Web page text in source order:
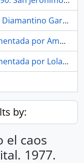
Vecinos del pueblo en la plaza Diamantino García. 1987. Los Corrales (Sevilla, España)
Velá de San Diego, Sevilla. Comentada por Amparo Pérez del bloque 17. 2021. Sevilla (España).
Velá de San Diego, Sevilla. Comentada por Lola Márquez del bloque 9 con la tablet matón. 2020. Sevilla (España).
by:
el caos
1977.